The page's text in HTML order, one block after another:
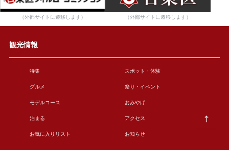
（外部サイトに遷移します） （外部サイトに遷移します）
観光情報
特集 スポット・体験
グルメ 祭り・イベント
モデルコース おみやげ
泊まる アクセス
お気に入りリスト お知らせ